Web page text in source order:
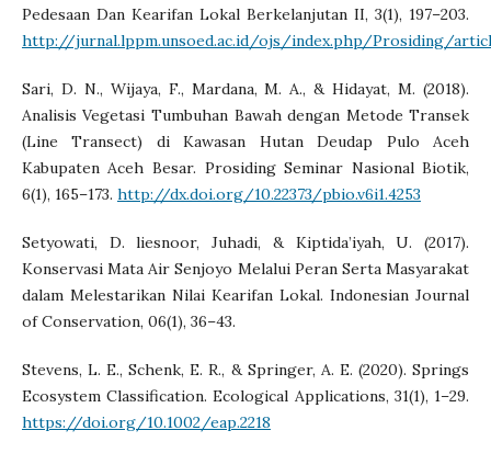
Pedesaan Dan Kearifan Lokal Berkelanjutan II, 3(1), 197–203.
http://jurnal.lppm.unsoed.ac.id/ojs/index.php/Prosiding/
Sari, D. N., Wijaya, F., Mardana, M. A., & Hidayat, M. (2018).
Analisis Vegetasi Tumbuhan Bawah dengan Metode Transek
(Line Transect) di Kawasan Hutan Deudap Pulo Aceh
Kabupaten Aceh Besar. Prosiding Seminar Nasional Biotik,
6(1), 165–173. http://dx.doi.org/10.22373/pbio.v6i1.4253
Setyowati, D. liesnoor, Juhadi, & Kiptida’iyah, U. (2017).
Konservasi Mata Air Senjoyo Melalui Peran Serta Masyarakat
dalam Melestarikan Nilai Kearifan Lokal. Indonesian Journal
of Conservation, 06(1), 36–43.
Stevens, L. E., Schenk, E. R., & Springer, A. E. (2020). Springs
Ecosystem Classification. Ecological Applications, 31(1), 1–29.
https://doi.org/10.1002/eap.2218